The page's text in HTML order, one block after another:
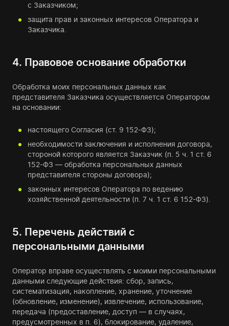
с Заказчиком;
защита прав и законных интересов Оператора и
Заказчика.
4. Правовое основание обработки
Обработка моих персональных данных как
представителя Заказчика осуществляется Оператором
на основании:
настоящего Согласия (ст. 9 152-ФЗ);
необходимости заключения и исполнения договора,
стороной которого является Заказчик (п. 5 ч. 1 ст. 6
152-ФЗ — обработка персональных данных
представителя стороны договора);
законных интересов Оператора по ведению
хозяйственной деятельности (п. 7 ч. 1 ст. 6 152-ФЗ).
5. Перечень действий с
персональными данными
Оператор вправе осуществлять с моими персональными
данными следующие действия: сбор, запись,
систематизация, накопление, хранение, уточнение
(обновление, изменение), извлечение, использование,
передача (предоставление, доступ — в случаях,
предусмотренных в п. 6), блокирование, удаление,